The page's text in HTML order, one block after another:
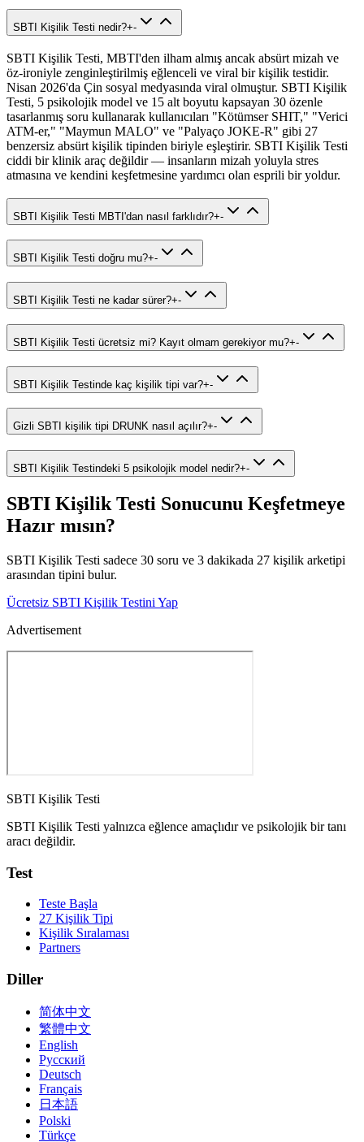
SBTI Kişilik Testi nedir?+-
SBTI Kişilik Testi, MBTI'den ilham almış ancak absürt mizah ve
öz-ironiyle zenginleştirilmiş eğlenceli ve viral bir kişilik testidir.
Nisan 2026'da Çin sosyal medyasında viral olmuştur. SBTI Kişilik
Testi, 5 psikolojik model ve 15 alt boyutu kapsayan 30 özenle
tasarlanmış soru kullanarak kullanıcıları "Kötümser SHIT," "Verici
ATM-er," "Maymun MALO" ve "Palyaço JOKE-R" gibi 27
benzersiz absürt kişilik tipinden biriyle eşleştirir. SBTI Kişilik Testi
ciddi bir klinik araç değildir — insanların mizah yoluyla stres
atmasına ve kendini keşfetmesine yardımcı olan esprili bir yoldur.
SBTI Kişilik Testi MBTI'dan nasıl farklıdır?+-
SBTI Kişilik Testi doğru mu?+-
SBTI Kişilik Testi ne kadar sürer?+-
SBTI Kişilik Testi ücretsiz mi? Kayıt olmam gerekiyor mu?+-
SBTI Kişilik Testinde kaç kişilik tipi var?+-
Gizli SBTI kişilik tipi DRUNK nasıl açılır?+-
SBTI Kişilik Testindeki 5 psikolojik model nedir?+-
SBTI Kişilik Testi Sonucunu Keşfetmeye
Hazır mısın?
SBTI Kişilik Testi sadece 30 soru ve 3 dakikada 27 kişilik arketipi
arasından tipini bulur.
Ücretsiz SBTI Kişilik Testini Yap
Advertisement
SBTI Kişilik Testi
SBTI Kişilik Testi yalnızca eğlence amaçlıdır ve psikolojik bir tanı
aracı değildir.
Test
Teste Başla
27 Kişilik Tipi
Kişilik Sıralaması
Partners
Diller
简体中文
繁體中文
English
Русский
Deutsch
Français
日本語
Polski
Türkçe